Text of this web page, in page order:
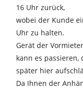
16 Uhr zurück,
wobei der Kunde
Uhr zu halten.
Gerät der
kann es
später hier
Da Ihnen der